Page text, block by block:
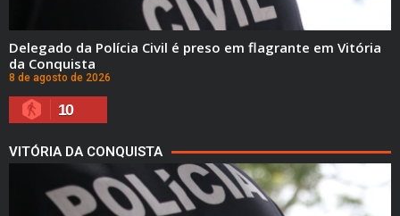
Delegado da Polícia Civil é preso em flagrante em Vitória
da Conquista
8 de agosto de 2026
10
VITÓRIA DA CONQUISTA